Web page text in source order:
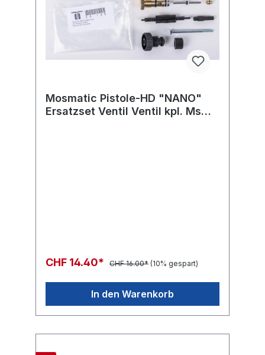
Mosmatic Pistole-HD "NANO"
Ersatzset Ventil Ventil kpl. Ms
CHF 14.40* CHF 16.00* (10% gespart)
In den Warenkorb